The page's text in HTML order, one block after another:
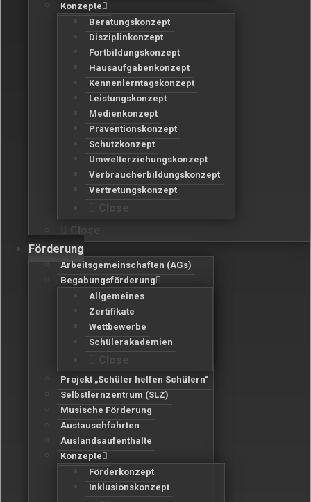
Konzepte
Beratungskonzept
Disziplinkonzept
Fortbildungskonzept
Hausaufgabenkonzept
Kennenlerntagskonzept
Leistungskonzept
Medienkonzept
Präventionskonzept
Schutzkonzept
Umwelterziehungskonzept
Verbraucherbildungskonzept
Vertretungskonzept
Close
Förderung
Arbeitsgemeinschaften (AGs)
Begabungsförderung
Allgemeines
Zertifikate
Wettbewerbe
Schülerakademien
Projekt „Schüler helfen Schülern“
Selbstlernzentrum (SLZ)
Musische Förderung
Austauschfahrten
Auslandsaufenthalte
Konzepte
Förderkonzept
Inklusionskonzept